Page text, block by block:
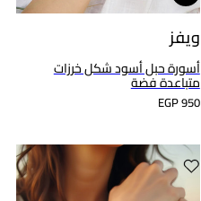
ويفز
أسورة حبل أسود شكل خرزات
متباعدة فضة
EGP 950